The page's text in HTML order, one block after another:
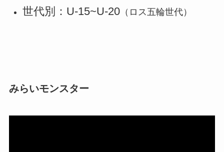
世代別：U-15~U-20（ロス五輪世代）
みらいモンスター